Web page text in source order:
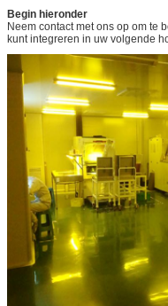
Begin hieronder
Neem contact met ons op om te
kunt integreren in uw volgende